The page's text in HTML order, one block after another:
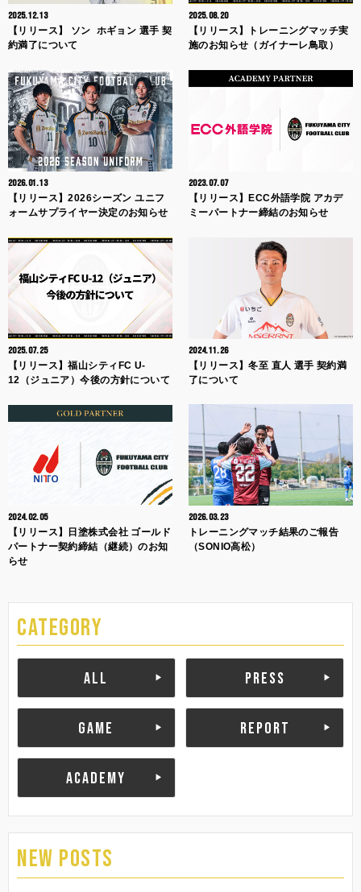
2025.12.13
【リリース】 ソン ホギョン 選手 契
約満了について
2025.08.20
【リリース】トレーニングマッチ実
施のお知らせ（ガイナーレ鳥取）
2026.01.13
【リリース】2026シーズン ユニフ
ォームサプライヤー決定のお知らせ
2023.07.07
【リリース】ECC外語学院 アカデ
ミーパートナー締結のお知らせ
2025.07.25
【リリース】福山シティFC U-
12（ジュニア）今後の方針について
2024.11.26
【リリース】冬至 直人 選手 契約満
了について
2024.02.05
【リリース】日塗株式会社 ゴールド
パートナー契約締結（継続）のお知
らせ
2026.03.23
トレーニングマッチ結果のご報告
（SONIO高松）
CATEGORY
ALL PRESS
GAME REPORT
ACADEMY
NEW POSTS